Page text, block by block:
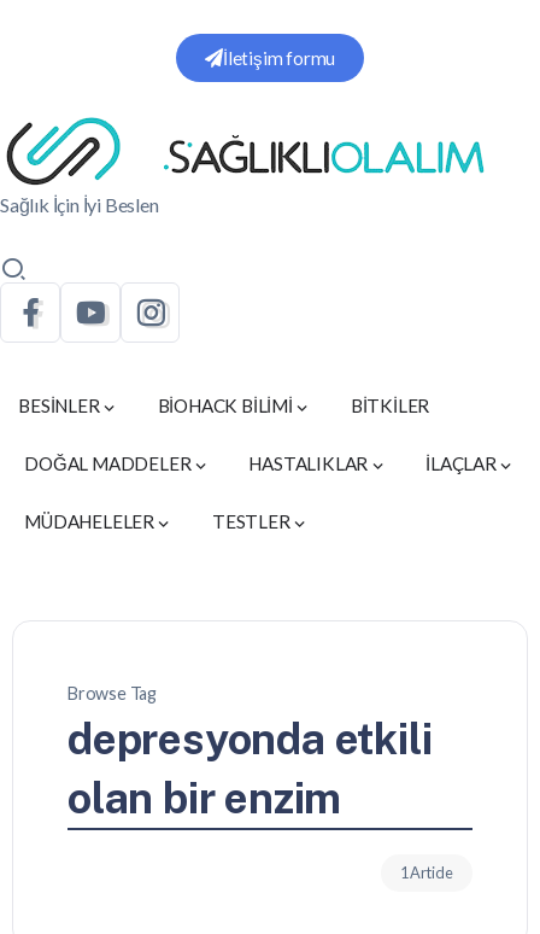
İletişim formu
Sağlık İçin İyi Beslen
BESİNLER BİOHACK BİLİMİ BİTKİLER
DOĞAL MADDELER HASTALIKLAR İLAÇLAR
MÜDAHELELER TESTLER
Browse Tag
depresyonda etkili
olan bir enzim
1 Article